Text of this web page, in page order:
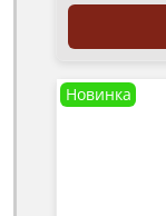
Новинка